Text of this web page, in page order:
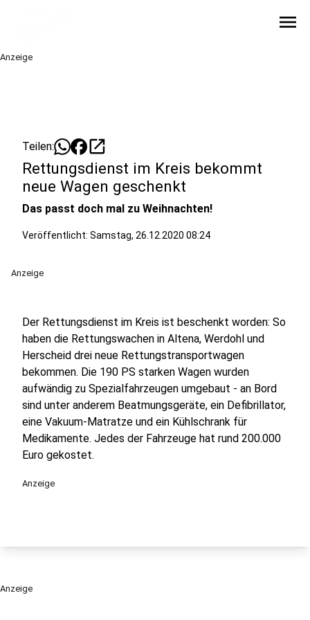
menu
Anzeige
Teilen: open_in_new
Rettungsdienst im Kreis bekommt
neue Wagen geschenkt
Das passt doch mal zu Weihnachten!
Veröffentlicht: Samstag, 26.12.2020 08:24
Anzeige
Der Rettungsdienst im Kreis ist beschenkt worden: So
haben die Rettungswachen in Altena, Werdohl und
Herscheid drei neue Rettungstransportwagen
bekommen. Die 190 PS starken Wagen wurden
aufwändig zu Spezialfahrzeugen umgebaut - an Bord
sind unter anderem Beatmungsgeräte, ein Defibrillator,
eine Vakuum-Matratze und ein Kühlschrank für
Medikamente. Jedes der Fahrzeuge hat rund 200.000
Euro gekostet.
Anzeige
Anzeige